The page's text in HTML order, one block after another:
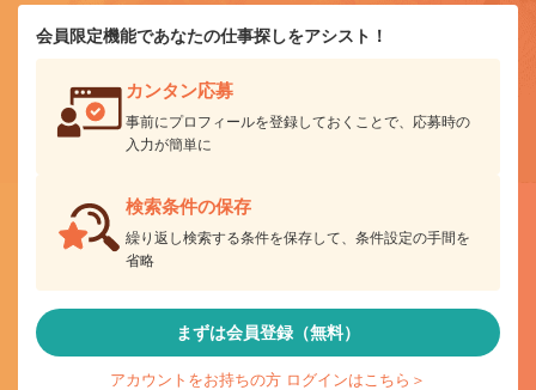
会員限定機能であなたの仕事探しをアシスト！
カンタン応募
事前にプロフィールを登録しておくことで、応募時の
入力が簡単に
検索条件の保存
繰り返し検索する条件を保存して、条件設定の手間を
省略
まずは会員登録（無料）
アカウントをお持ちの方 ログインはこちら＞